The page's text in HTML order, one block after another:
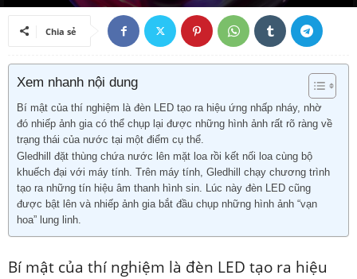
28/02/2019
Chia sẻ
Xem nhanh nội dung
Bí mật của thí nghiệm là đèn LED tạo ra hiệu ứng nhấp nháy, nhờ
đó nhiếp ảnh gia có thể chụp lại được những hình ảnh rất rõ ràng về
trạng thái của nước tại một điểm cụ thể.
Gledhill đặt thùng chứa nước lên mặt loa rồi kết nối loa cùng bộ
khuếch đại với máy tính. Trên máy tính, Gledhill chạy chương trình
tạo ra những tín hiệu âm thanh hình sin. Lúc này đèn LED cũng
được bật lên và nhiếp ảnh gia bắt đầu chụp những hình ảnh “vạn
hoa” lung linh.
Bí mật của thí nghiệm là đèn LED tạo ra hiệu